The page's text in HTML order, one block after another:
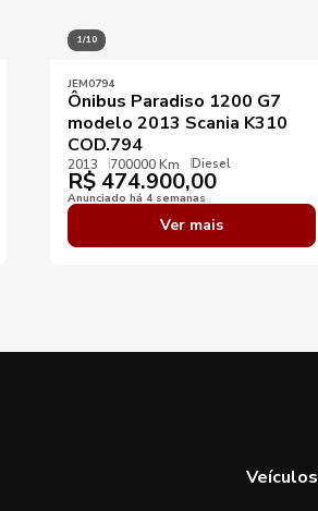
1/10
JEM0794
Ônibus Paradiso 1200 G7
modelo 2013 Scania K310
COD.794
2013 700000 Km Diesel
R$ 474.900,00
Anunciado há 4 semanas
Ver mais
Veículos